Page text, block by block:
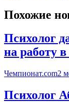
Похожие
Психолог
на работу
Чемпионат.com2
Психолог